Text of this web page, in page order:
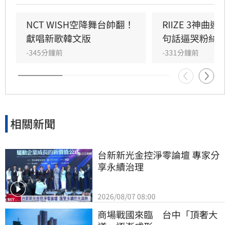
House Groove巧妙融合，曲風清爽且具質感。
成員們以優雅且帶有度假感的舞蹈動作，完美詮
釋歌曲的波浪律動，將夏日氛圍推向最高點。儘
管僅演出單曲，Red Velvet仍憑藉成熟且活潑的
舞台魅力，成功吸引全場目光，為粉絲帶來一場
視覺與聽覺的夏日饗宴。
NCT WISH空降舞台帥翻！
獻唱新歌韓文版
-345分鐘前
RIIZE 3神曲連
句話逼哭粉絲
-331分鐘前
相關新聞
台新新光金控淨零論壇 專家分
享永續治理
2026/08/07 08:00
商場戰國來臨　台中「頂奢大